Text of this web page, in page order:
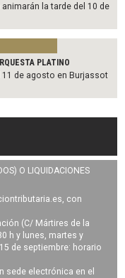
la tarde del 10 de
PLATINO
de agosto en Burjassot
O LIQUIDACIONES
, con
(C/ Mártires de la
h y lunes, martes y
de septiembre: horario
sede electrónica en el